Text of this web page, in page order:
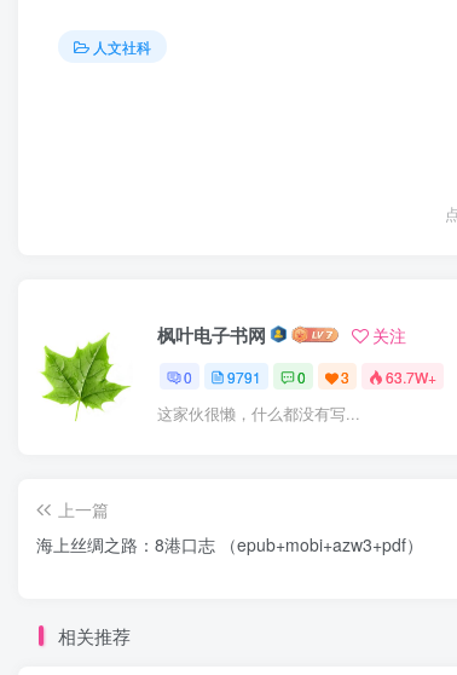
人文社科
枫叶电子书网 关注
0 9791 0 3 63.7W+
这家伙很懒，什么都没有写...
上一篇
海上丝绸之路：8港口志 （epub+mobi+azw3+pdf）
相关推荐